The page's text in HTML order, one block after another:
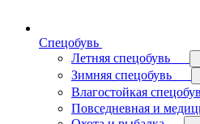
Спецобувь
Летняя спецобувь
Зимняя спецобувь
Влагостойкая
Повседневная и